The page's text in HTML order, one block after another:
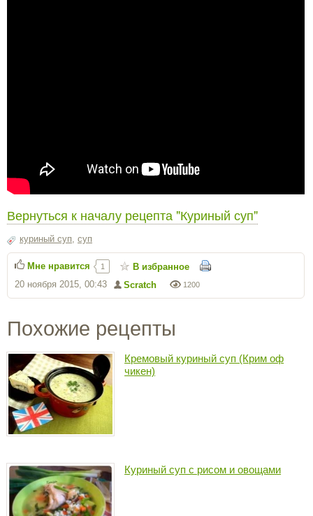
Вернуться к началу рецепта "Куриный суп"
куриный суп, суп
1200
Scratch
20 ноября 2015, 00:43
Мне нравится 1 В избранное
Похожие рецепты
Кремовый куриный суп (Крим оф
чикен)
Куриный суп с рисом и овощами